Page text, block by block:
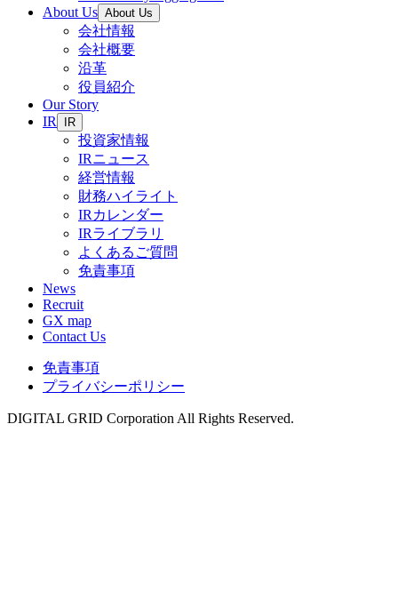
About Us About Us
会社情報
会社概要
沿革
役員紹介
Our Story
IR
IR
投資家情報
IRニュース
経営情報
財務ハイライト
IRカレンダー
IRライブラリ
よくあるご質問
免責事項
News
Recruit
GX map
Contact Us
免責事項
プライバシーポリシー
DIGITAL GRID Corporation All Rights Reserved.